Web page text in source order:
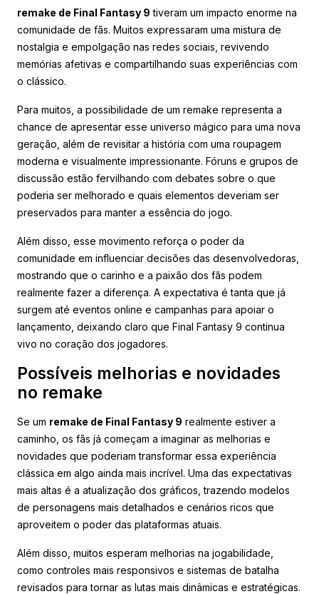
remake de Final Fantasy 9 tiveram um impacto enorme na
comunidade de fãs. Muitos expressaram uma mistura de
nostalgia e empolgação nas redes sociais, revivendo
memórias afetivas e compartilhando suas experiências com
o clássico.
Para muitos, a possibilidade de um remake representa a
chance de apresentar esse universo mágico para uma nova
geração, além de revisitar a história com uma roupagem
moderna e visualmente impressionante. Fóruns e grupos de
discussão estão fervilhando com debates sobre o que
poderia ser melhorado e quais elementos deveriam ser
preservados para manter a essência do jogo.
Além disso, esse movimento reforça o poder da
comunidade em influenciar decisões das desenvolvedoras,
mostrando que o carinho e a paixão dos fãs podem
realmente fazer a diferença. A expectativa é tanta que já
surgem até eventos online e campanhas para apoiar o
lançamento, deixando claro que Final Fantasy 9 continua
vivo no coração dos jogadores.
Possíveis melhorias e novidades
no remake
Se um remake de Final Fantasy 9 realmente estiver a
caminho, os fãs já começam a imaginar as melhorias e
novidades que poderiam transformar essa experiência
clássica em algo ainda mais incrível. Uma das expectativas
mais altas é a atualização dos gráficos, trazendo modelos
de personagens mais detalhados e cenários ricos que
aproveitem o poder das plataformas atuais.
Além disso, muitos esperam melhorias na jogabilidade,
como controles mais responsivos e sistemas de batalha
revisados para tornar as lutas mais dinâmicas e estratégicas.